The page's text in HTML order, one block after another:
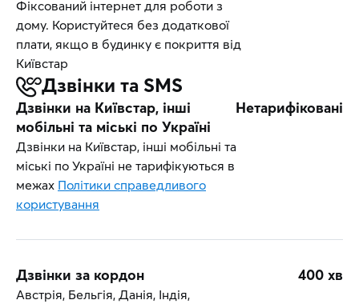
Словаччина, Словенія, Угорщина,
Фінляндія, Франція, Хорватія, Чехія,
Швеція
Фіксований інтернет для роботи з
дому. Користуйтеся без додаткової
плати, якщо в будинку є покриття від
Київстар
Дзвінки та SMS
Дзвінки на Київстар, інші
мобільні та міські по Україні
Нетарифіковані
Дзвінки на Київстар, інші мобільні та
міські по Україні не тарифікуються в
межах Політики справедливого
користування
Дзвінки за кордон 400 хв
Австрія, Бельгія, Данія, Індія,